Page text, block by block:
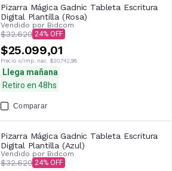
Pizarra Mágica Gadnic Tableta Escritura
Digital Plantilla (Rosa)
Vendido por Bidcom
$32.629 24
$25.099,01
Precio s/imp. nac. $20.742,98
Llega mañana
Retiro en 48hs
Comparar
Pizarra Mágica Gadnic Tableta Escritura
Digital Plantilla (Azul)
Vendido por Bidcom
$32.629 24